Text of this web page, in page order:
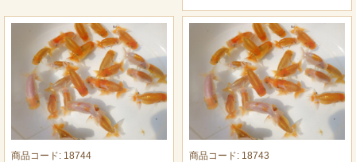
商品コード: 18744 商品コード: 18743